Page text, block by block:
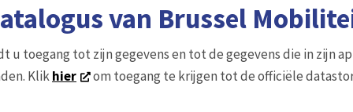
van Brussel
u toegang tot zijn gegevens en tot de gegevens die in zijn
Klikhier om toegang te krijgen tot de officiële